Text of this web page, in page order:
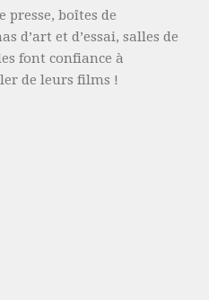
presse, boîtes de
d’art et d’essai, salles de
font confiance à
de leurs films !